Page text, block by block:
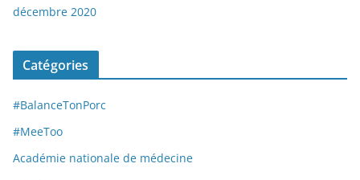
décembre 2020
Catégories
#BalanceTonPorc
#MeeToo
Académie nationale de médecine